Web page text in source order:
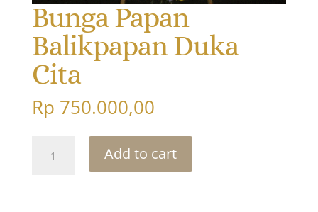
Bunga Papan
Balikpapan Duka
Cita
Rp 750.000,00
Papan
Add to cart